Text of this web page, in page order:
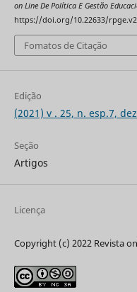
on Line De Política E Gestão
https://doi.org/10.22633/
Fomatos de Citação
Edição
(2021) v . 25, n. esp.7,
Seção
Artigos
Licença
Copyright (c) 2022 Revista